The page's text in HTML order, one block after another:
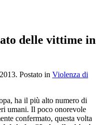
delle vittime in
. Postato in Violenza di
ha il più alto numero di
umani. Il poco onorevole
confermato, questa volta